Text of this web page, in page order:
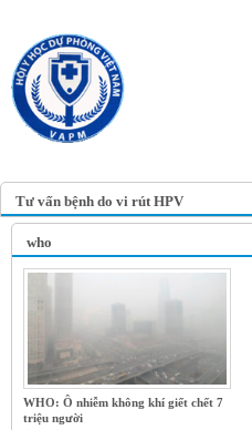
Tư vấn bệnh do vi rút HPV
who
WHO: Ô nhiễm không khí giết chết 7
triệu người